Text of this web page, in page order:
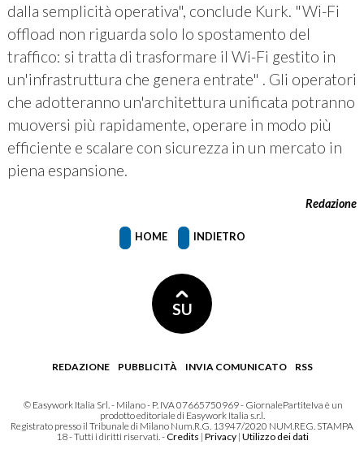
dalla semplicità operativa", conclude Kurk. "Wi-Fi
offload non riguarda solo lo spostamento del
traffico: si tratta di trasformare il Wi-Fi gestito in
un'infrastruttura che genera entrate" . Gli operatori
che adotteranno un'architettura unificata potranno
muoversi più rapidamente, operare in modo più
efficiente e scalare con sicurezza in un mercato in
piena espansione.
Redazione
HOME INDIETRO
SU
REDAZIONE PUBBLICITÀ INVIA COMUNICATO RSS
© Easywork Italia Srl. - Milano - P. IVA 07665750969 - GiornalePartiteIva è un
prodotto editoriale di Easywork Italia s.r.l.
Registrato presso il Tribunale di Milano Num.R.G. 13947/2020 NUM.REG. STAMPA
18 - Tutti i diritti riservati. -Credits | Privacy| Utilizzo dei dati